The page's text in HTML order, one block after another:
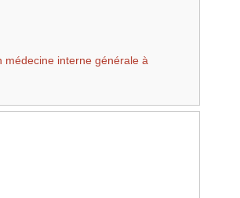
médecine interne générale à